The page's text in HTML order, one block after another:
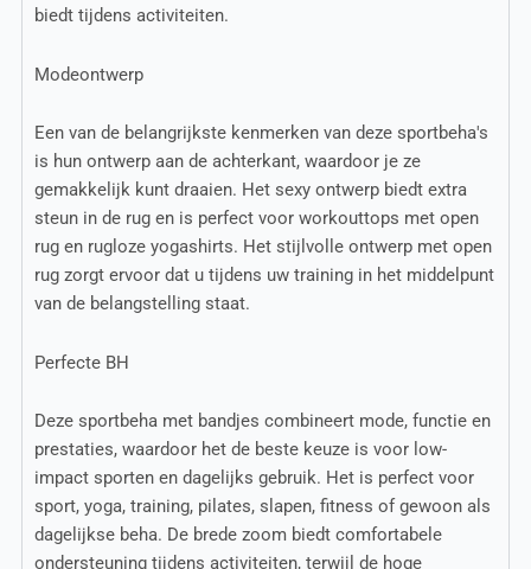
biedt tijdens activiteiten.
Modeontwerp
Een van de belangrijkste kenmerken van deze sportbeha's
is hun ontwerp aan de achterkant, waardoor je ze
gemakkelijk kunt draaien. Het sexy ontwerp biedt extra
steun in de rug en is perfect voor workouttops met open
rug en rugloze yogashirts. Het stijlvolle ontwerp met open
rug zorgt ervoor dat u tijdens uw training in het middelpunt
van de belangstelling staat.
Perfecte BH
Deze sportbeha met bandjes combineert mode, functie en
prestaties, waardoor het de beste keuze is voor low-
impact sporten en dagelijks gebruik. Het is perfect voor
sport, yoga, training, pilates, slapen, fitness of gewoon als
dagelijkse beha. De brede zoom biedt comfortabele
ondersteuning tijdens activiteiten, terwijl de hoge